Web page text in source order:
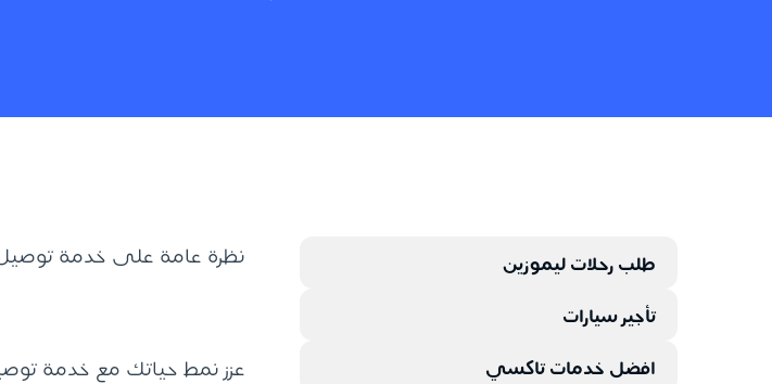
طلب رحلات ليموزين
تأجير سيارات
افضل خدمات تاكسي
نظرة عامة على خدمة توصيل
عزز نمط حياتك مع خدمة